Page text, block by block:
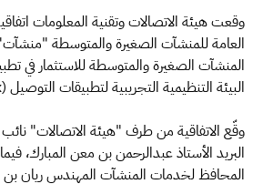
وقعت هيئة الاتصالات وتقنية المعلومات
العامة للمنشآت الصغيرة والمتوسطة
المنشآت الصغيرة والمتوسطة للاستثمار في
البيئة التنظيمية التجريبية لتطبيقات التوصيل (SandBox)
وقّع الاتفاقية من طرف "هيئة الاتصالات"
البريد الأستاذ عبدالرحمن بن معن المبارك،
المحافظ لخدمات المنشآت المهندس ريان بن